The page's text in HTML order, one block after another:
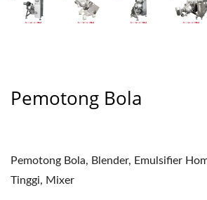
Pemotong Bola
Pemotong Bola, Blender, Emulsifier
Tinggi, Mixer